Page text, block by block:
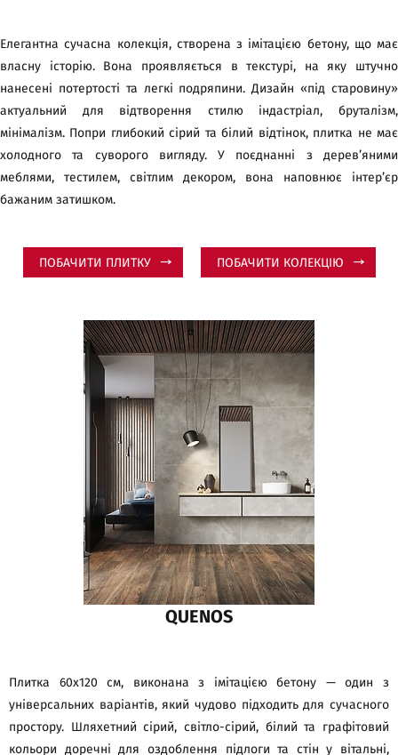
Елегантна сучасна колекція, створена з імітацією бетону, що має
власну історію. Вона проявляється в текстурі, на яку штучно
нанесені потертості та легкі подряпини. Дизайн «під старовину»
актуальний для відтворення стилю індастріал, бруталізм,
мінімалізм. Попри глибокий сірий та білий відтінок, плитка не має
холодного та суворого вигляду. У поєднанні з дерев’яними
меблями, тестилем, світлим декором, вона наповнює інтер’єр
бажаним затишком.
ПОБАЧИТИ ПЛИТКУ ПОБАЧИТИ КОЛЕКЦІЮ
QUENOS
Плитка 60x120 см, виконана з імітацією бетону — один з
універсальних варіантів, який чудово підходить для сучасного
простору. Шляхетний сірий, світло-сірий, білий та графітовий
кольори доречні для оздоблення підлоги та стін у вітальні,